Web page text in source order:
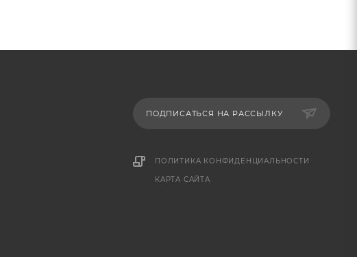
ПОДПИСАТЬСЯ НА РАССЫЛКУ
ПОЛИТИКА КОНФИДЕНЦИАЛЬНОСТИ
КАРТА САЙТА